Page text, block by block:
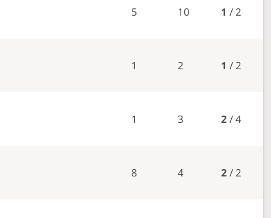
5 10 1 / 2
1 2 1 / 2
1 3 2 / 4
8 4 2 / 2